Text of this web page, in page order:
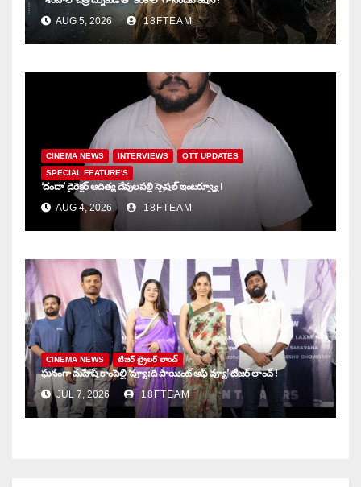
AUG 5, 2026 18FTEAM
CINEMA NEWS INTERVIEWS
OTT UPDATES
SPECIAL FEATURE'S
‘దందా’ డైరెక్ట‌ర్ ఆదిత్య దేవులపల్లి స్పెషల్ ఇంటర్వ్యూ !
AUG 4, 2026 18FTEAM
CINEMA NEWS టిజర్ ట్రైలర్ లాంచ్
ఘనంగా మహేష్ కాంపెల్లి ‘వ్యూ: ది పాయింట్ ఆఫ్ వ్యూ’ టీజర్ లాంచ్ !
JUL 7, 2026 18FTEAM